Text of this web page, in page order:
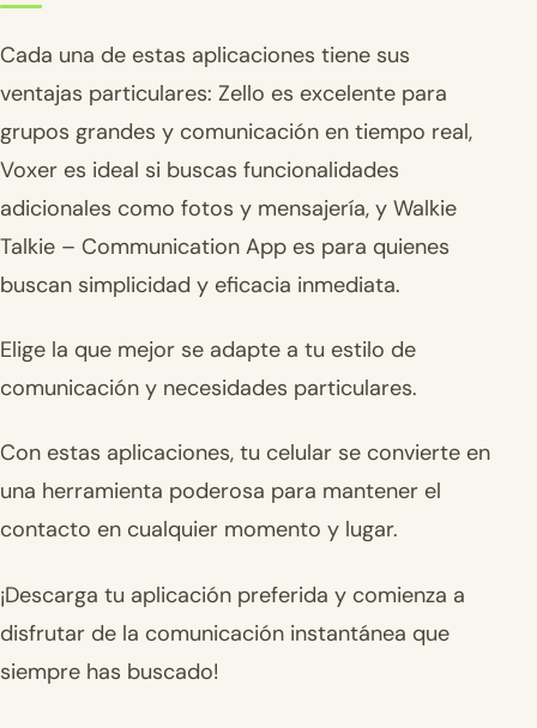
Cada una de estas aplicaciones tiene sus
ventajas particulares: Zello es excelente para
grupos grandes y comunicación en tiempo real,
Voxer es ideal si buscas funcionalidades
adicionales como fotos y mensajería, y Walkie
Talkie – Communication App es para quienes
buscan simplicidad y eficacia inmediata.
Elige la que mejor se adapte a tu estilo de
comunicación y necesidades particulares.
Con estas aplicaciones, tu celular se convierte en
una herramienta poderosa para mantener el
contacto en cualquier momento y lugar.
¡Descarga tu aplicación preferida y comienza a
disfrutar de la comunicación instantánea que
siempre has buscado!